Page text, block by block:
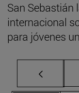
San Sebastián
internacional
para jóvenes